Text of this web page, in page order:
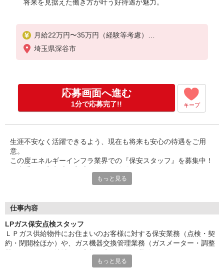
将来を見据えた働き方が叶う好待遇が魅力。
月給22万円〜35万円（経験等考慮）
※上記の他に、残業手当、住宅手当、資格選任手当
などあり
＜年収例＞
35歳 年収450万円／月給27万円＋手当＋賞与
45歳 年収500万円／月給32万円＋手当＋賞与
埼玉県深谷市
応募画面へ進む
1分で応募完了!! キープ
生涯不安なく活躍できるよう、現在も将来も安心の待遇をご用
意。
この度エネルギーインフラ業界での『保安スタッフ』を募集中！
住友商事・出光興産・コスモエネルギーHDから出資を受けてい
ライフラインであるLPガスを扱っていることもあり将来性・安
定感抜群の弊社で
ぜひあなたらしくご活躍下さい！
もっと見る
仕事内容
LPガス保安点検スタッフ
ＬＰガス供給物件にお住まいのお客様に対する保安業務（点検・契
約・閉開栓ほか）や、ガス機器交換管理業務（ガスメーター・調整
もっと見る